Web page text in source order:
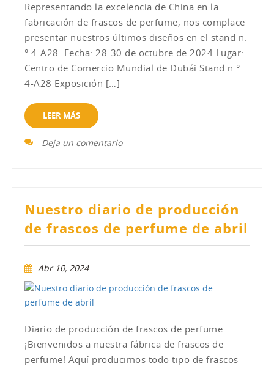
Representando la excelencia de China en la
fabricación de frascos de perfume, nos complace
presentar nuestros últimos diseños en el stand n.
° 4-A28. Fecha: 28-30 de octubre de 2024 Lugar:
Centro de Comercio Mundial de Dubái Stand n.°
4-A28 Exposición […]
LEER MÁS
Deja un comentario
Nuestro diario de producción
de frascos de perfume de abril
Abr 10, 2024
Diario de producción de frascos de perfume.
¡Bienvenidos a nuestra fábrica de frascos de
perfume! Aquí producimos todo tipo de frascos